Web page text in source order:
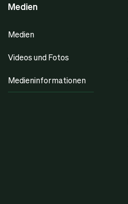
Medien
Medien
Videos und Fotos
Medieninformationen